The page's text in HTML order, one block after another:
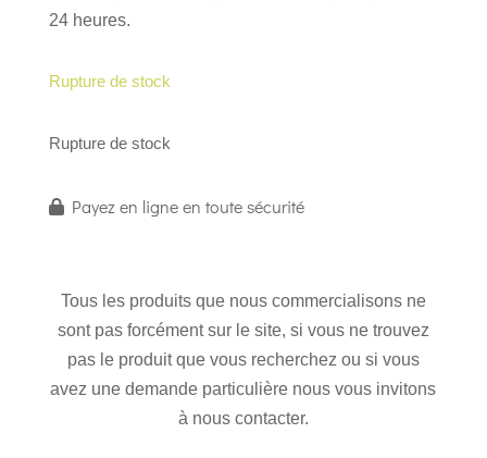
24 heures.
Rupture de stock
Rupture de stock
Payez en ligne en toute sécurité
Tous les produits que nous commercialisons ne
sont pas forcément sur le site, si vous ne trouvez
pas le produit que vous recherchez ou si vous
avez une demande particulière nous vous invitons
à nous contacter.